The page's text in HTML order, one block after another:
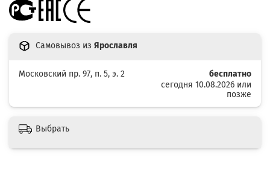
Самовывоз из Ярославля
Московский пр. 97, п. 5, э. 2
бесплатно
сегодня 10.08.2026 или
позже
Выбрать